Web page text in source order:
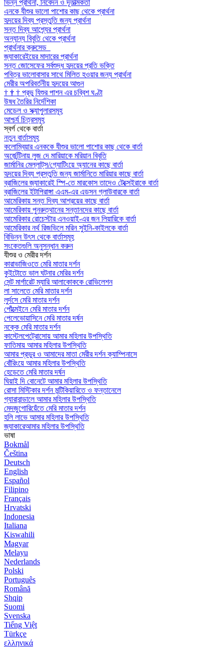
ভিন্ন প্রার্থনা, নিবেদন ও দূতাত্মকতা
এনকে যীশুর ভালো পাশোর কাছ থেকে প্রার্থনা
হৃদয়ের দিব্য প্রস্তুতি জন্য প্রার্থনা
সন্ত দিব্য আশ্র্যের প্রার্থনা
অন্যান্য বিবৃতি থেকে প্রার্থনা
প্রার্থনার ক্রুসেড
জ্যাকারেইয়ের মাদারের প্রার্থনা
সন্ত জোসেফের সর্বশুদ্ধ হৃদয়ের প্রতি ভক্তি
পবিত্র ভালোবাসার সাথে মিলিত হওয়ার জন্য প্রার্থনা
মেরীর অপরিবর্তনীয় হৃদয়ের আগুন
† † † প্রভু যিশুর পাশন এর চব্বিশ ঘণ্টা
উষধ তৈরির নির্দেশিকা
মেডেল ও স্ক্যাপুলারসমূহ
আশ্চর্য চিত্রসমূহ
স্বর্গ থেকে বার্তা
নতুন বার্তাসমূহ
কলোম্বিয়ার এনককে যীশুর ভালো পাশোর কাছ থেকে বার্তা
অর্জেন্টিনায় লুজ দে মারিয়াকে মরিয়ান বিবৃতি
জার্মানির মেল্লাট্‌স/গ্যোটিংয়ে অ্যানের কাছে বার্তা
হৃদয়ের দিব্য প্রস্তুতি জন্য জার্মানিতে মারিয়ার কাছে বার্তা
ব্রাজিলের জ্যাকারেই স্পি-তে মারকোস তাদেও টেক্সেইরাকে বার্তা
ব্রাজিলের ইটাপিরাঙ্গা এএম-এর এডসন গ্লাউবারকে বার্তা
আমেরিকায় সন্ত দিব্য আশ্রয়ের কাছে বার্তা
আমেরিকায় পুনরুত্থানের সন্তানদের কাছে বার্তা
আমেরিকার রোচেস্টার এনওয়াই-এর জন লিয়ারিকে বার্তা
আমেরিকার নর্থ রিজভিলে মরিন সুইনি-কাইলকে বার্তা
বিভিন্ন উৎস থেকে বার্তাসমূহ
সংকেতগুলি অনুসন্ধান করুন
যীশুর ও মেরীর দর্শন
কারাভাজিওতে মেরি মাতার দর্শন
কুইটোতে ভাল ঘটনার মেরির দর্শন
সেন্ট মার্গারেট ম্যারি আলাকোককে রোভিলেশন
লা সালেতে মেরি মাতার দর্শন
লুর্দসে মেরি মাতার দর্শন
পোঁত্মেইনে মেরি মাতার দর্শন
পেলেভোয়াসিনে মেরি মাতার দর্ষন
নক্কে মেরি মাতার দর্শন
কাস্টেলপেট্রোসোয় আমার মহিলার উপস্থিতি
ফাতিমায় আমার মহিলার উপস্থিতি
আমার প্রভুর ও আমাদের মাতা মেরীর দর্শন ক্যাম্পিনাসে
বোঁরিংয়ে আমার মহিলার উপস্থিতি
হেডেতে মেরি মাতার দর্ষন
ঘিয়াই দি বোনেটে আমার মহিলার উপস্থিতি
রোসা মিস্টিকার দর্শন মন্টিকিয়ারিতে ও ফন্তানেলে
গ্যারাবান্ডালে আমার মহিলার উপস্থিতি
মেদজুগোরিয়েঁতে মেরি মাতার দর্শন
হলি লাভে আমার মহিলার উপস্থিতি
জ্যাকারেআমার মহিলার উপস্থিতি
ভাষা
Bokmål
Čeština
Deutsch
English
Español
Filipino
Français
Hrvatski
Indonesia
Italiana
Kiswahili
Magyar
Melayu
Nederlands
Polski
Português
Română
Shqip
Suomi
Svenska
Tiếng Việt
Türkçe
ελληνικά